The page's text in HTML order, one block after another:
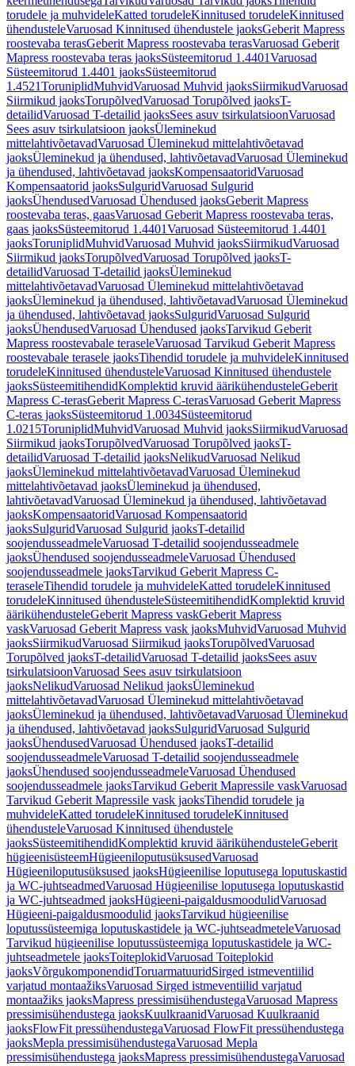
torudele ja muhvideleKatted torudeleKinnitused torudeleKinnitused
ühendusteleVaruosad Kinnitused ühendustele jaoksGeberit Mapress
roostevaba terasGeberit Mapress roostevaba terasVaruosad Geberit
Mapress roostevaba teras jaoksSüsteemitorud 1.4401Varuosad
Süsteemitorud 1.4401 jaoksSüsteemitorud
1.4521ToruniplidMuhvidVaruosad Muhvid jaoksSiirmikudVaruosad
Siirmikud jaoksTorupõlvedVaruosad Torupõlved jaoksT-
detailidVaruosad T-detailid jaoksSees asuv tsirkulatsioonVaruosad
Sees asuv tsirkulatsioon jaoksÜleminekud
mittelahtivõetavadVaruosad Üleminekud mittelahtivõetavad
jaoksÜleminekud ja ühendused, lahtivõetavadVaruosad Üleminekud
ja ühendused, lahtivõetavad jaoksKompensaatoridVaruosad
Kompensaatorid jaoksSulguridVaruosad Sulgurid
jaoksÜhendusedVaruosad Ühendused jaoksGeberit Mapress
roostevaba teras, gaasVaruosad Geberit Mapress roostevaba teras,
gaas jaoksSüsteemitorud 1.4401Varuosad Süsteemitorud 1.4401
jaoksToruniplidMuhvidVaruosad Muhvid jaoksSiirmikudVaruosad
Siirmikud jaoksTorupõlvedVaruosad Torupõlved jaoksT-
detailidVaruosad T-detailid jaoksÜleminekud
mittelahtivõetavadVaruosad Üleminekud mittelahtivõetavad
jaoksÜleminekud ja ühendused, lahtivõetavadVaruosad Üleminekud
ja ühendused, lahtivõetavad jaoksSulguridVaruosad Sulgurid
jaoksÜhendusedVaruosad Ühendused jaoksTarvikud Geberit
Mapress roostevabale teraseleVaruosad Tarvikud Geberit Mapress
roostevabale terasele jaoksTihendid torudele ja muhvideleKinnitused
torudeleKinnitused ühendusteleVaruosad Kinnitused ühendustele
jaoksSüsteemitihendidKomplektid kruvid äärikühendusteleGeberit
Mapress C-terasGeberit Mapress C-terasVaruosad Geberit Mapress
C-teras jaoksSüsteemitorud 1.0034Süsteemitorud
1.0215ToruniplidMuhvidVaruosad Muhvid jaoksSiirmikudVaruosad
Siirmikud jaoksTorupõlvedVaruosad Torupõlved jaoksT-
detailidVaruosad T-detailid jaoksNelikudVaruosad Nelikud
jaoksÜleminekud mittelahtivõetavadVaruosad Üleminekud
mittelahtivõetavad jaoksÜleminekud ja ühendused,
lahtivõetavadVaruosad Üleminekud ja ühendused, lahtivõetavad
jaoksKompensaatoridVaruosad Kompensaatorid
jaoksSulguridVaruosad Sulgurid jaoksT-detailid
soojendusseadmeleVaruosad T-detailid soojendusseadmele
jaoksÜhendused soojendusseadmeleVaruosad Ühendused
soojendusseadmele jaoksTarvikud Geberit Mapress C-
teraseleTihendid torudele ja muhvideleKatted torudeleKinnitused
torudeleKinnitused ühendusteleSüsteemitihendidKomplektid kruvid
äärikühendusteleGeberit Mapress vaskGeberit Mapress
vaskVaruosad Geberit Mapress vask jaoksMuhvidVaruosad Muhvid
jaoksSiirmikudVaruosad Siirmikud jaoksTorupõlvedVaruosad
Torupõlved jaoksT-detailidVaruosad T-detailid jaoksSees asuv
tsirkulatsioonVaruosad Sees asuv tsirkulatsioon
jaoksNelikudVaruosad Nelikud jaoksÜleminekud
mittelahtivõetavadVaruosad Üleminekud mittelahtivõetavad
jaoksÜleminekud ja ühendused, lahtivõetavadVaruosad Üleminekud
ja ühendused, lahtivõetavad jaoksSulguridVaruosad Sulgurid
jaoksÜhendusedVaruosad Ühendused jaoksT-detailid
soojendusseadmeleVaruosad T-detailid soojendusseadmele
jaoksÜhendused soojendusseadmeleVaruosad Ühendused
soojendusseadmele jaoksTarvikud Geberit Mapressile vaskVaruosad
Tarvikud Geberit Mapressile vask jaoksTihendid torudele ja
muhvideleKatted torudeleKinnitused torudeleKinnitused
ühendusteleVaruosad Kinnitused ühendustele
jaoksSüsteemitihendidKomplektid kruvid äärikühendusteleGeberit
hügieenisüsteemHügieeniloputusüksusedVaruosad
Hügieeniloputusüksused jaoksHügieenilise loputusega loputuskastid
ja WC-juhtseadmedVaruosad Hügieenilise loputusega loputuskastid
ja WC-juhtseadmed jaoksHügieeni-paigaldusmoodulidVaruosad
Hügieeni-paigaldusmoodulid jaoksTarvikud hügieenilise
loputussüsteemiga loputuskastidele ja WC-juhtseadmeteleVaruosad
Tarvikud hügieenilise loputussüsteemiga loputuskastidele ja WC-
juhtseadmetele jaoksToiteplokidVaruosad Toiteplokid
jaoksVõrgukomponendidToruarmatuuridSirged istmeventiilid
varjatud montaažiksVaruosad Sirged istmeventiilid varjatud
montaažiks jaoksMapress pressimisühendustegaVaruosad Mapress
pressimisühendustega jaoksKuulkraanidVaruosad Kuulkraanid
jaoksFlowFit pressühendustegaVaruosad FlowFit pressühendustega
jaoksMepla pressimisühendustegaVaruosad Mepla
pressimisühendustega jaoksMapress pressimisühendustegaVaruosad